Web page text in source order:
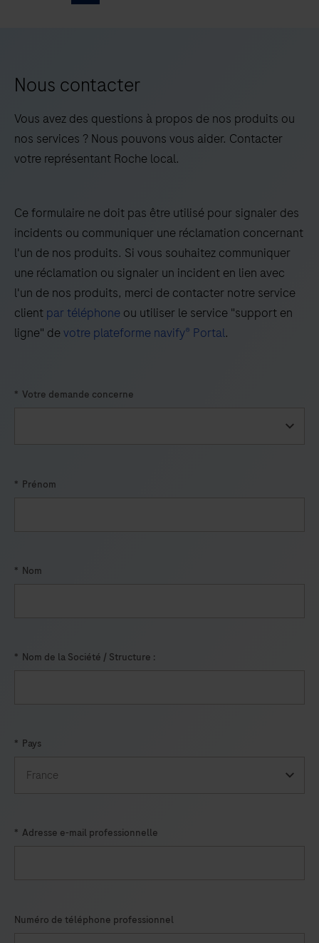
13
14
21
22 23
24
25
26 27
33
34 35
36
37
38 39
40
41
42 43
44
45
46 47
49
50 51
52
57
58
Nous contacter
Vous avez des questions à propos de nos produits ou
nos services ? Nous pouvons vous aider. Contacter
votre représentant Roche local.
Ce formulaire ne doit pas être utilisé pour signaler des
incidents ou communiquer une réclamation concernant
l'un de nos produits. Si vous souhaitez communiquer
une réclamation ou signaler un incident en lien avec
l'un de nos produits, merci de contacter notre service
client par téléphone ou utiliser le service "support en
ligne" devotre plateforme navify® Portal.
* Votre demande concerne
* Prénom
* Nom
* Nom de la Société / Structure :
* Pays
* Adresse e-mail professionnelle
Numéro de téléphone professionnel